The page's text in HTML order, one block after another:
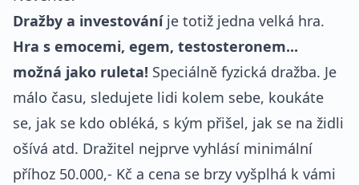
Dražby a investováníje totiž jedna velká hra.
Hra s emocemi, egem, testosteronem...
možná jako ruleta! Speciálně fyzická dražba. Je
málo času, sledujete lidi kolem sebe, koukáte
se, jak se kdo obléká, s kým přišel, jak se na židli
ošívá atd. Dražitel nejprve vyhlásí minimální
příhoz 50.000,- Kč a cena se brzy vyšplhá k vámi